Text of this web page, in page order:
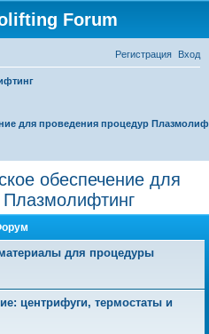
Forum
Вход
Регистрация
для проведения процедур
обеспечение для
для процедуры
центрифуги, термостаты и